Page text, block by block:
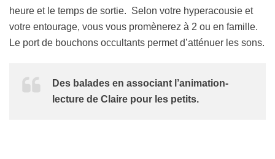
heure et le temps de sortie. Selon votre hyperacousie et
votre entourage, vous vous promènerez à 2 ou en famille.
Le port de bouchons occultants permet d’atténuer les sons.
Des balades en associant l’animation-
lecture de Claire pour les petits.